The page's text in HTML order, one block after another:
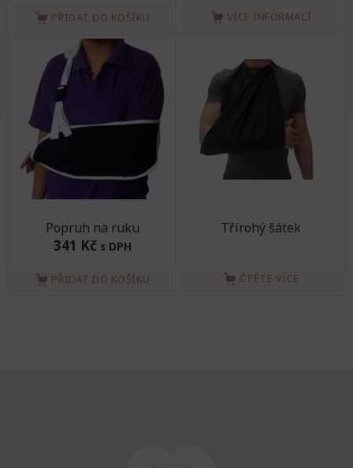
PŘIDAT DO KOŠÍKU VÍCE INFORMACÍ
Popruh na ruku
341 Kč s DPH
PŘIDAT DO KOŠÍKU
Třírohý šátek
ČTĚTE VÍCE